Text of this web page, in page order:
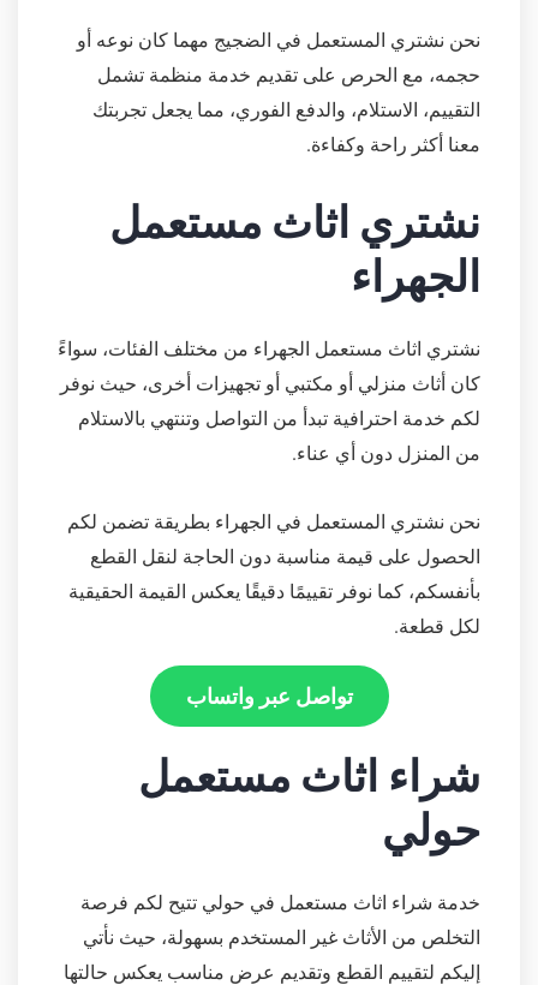
نحن نشتري المستعمل في الضجيج مهما كان نوعه أو
حجمه، مع الحرص على تقديم خدمة منظمة تشمل
التقييم، الاستلام، والدفع الفوري، مما يجعل تجربتك
معنا أكثر راحة وكفاءة.
نشتري اثاث مستعمل
الجهراء
نشتري اثاث مستعمل الجهراء من مختلف الفئات، سواءً
كان أثاث منزلي أو مكتبي أو تجهيزات أخرى، حيث نوفر
لكم خدمة احترافية تبدأ من التواصل وتنتهي بالاستلام
من المنزل دون أي عناء.
نحن نشتري المستعمل في الجهراء بطريقة تضمن لكم
الحصول على قيمة مناسبة دون الحاجة لنقل القطع
بأنفسكم، كما نوفر تقييمًا دقيقًا يعكس القيمة الحقيقية
لكل قطعة.
تواصل عبر واتساب
شراء اثاث مستعمل
حولي
خدمة شراء اثاث مستعمل في حولي تتيح لكم فرصة
التخلص من الأثاث غير المستخدم بسهولة، حيث نأتي
إليكم لتقييم القطع وتقديم عرض مناسب يعكس حالتها